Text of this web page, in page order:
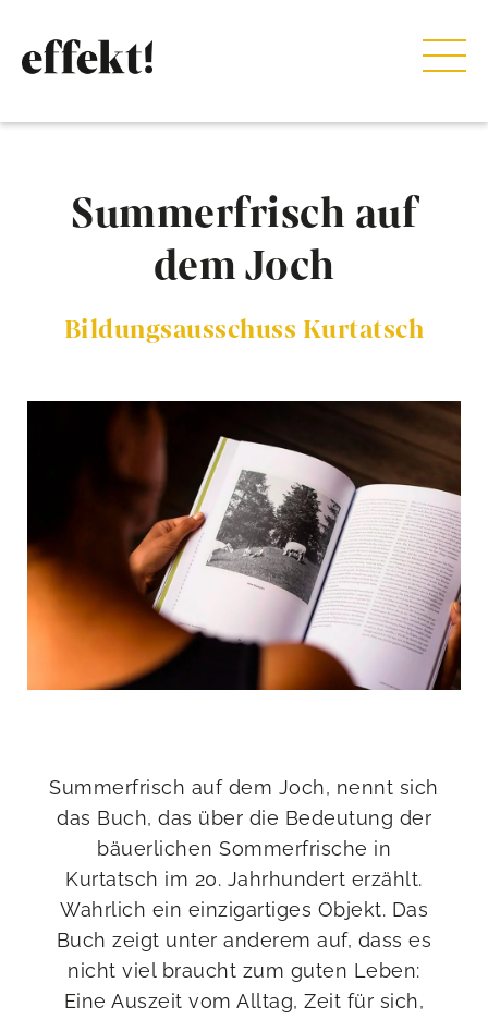
Summerfrisch auf
dem Joch
Bildungsausschuss Kurtatsch
Summerfrisch auf dem Joch, nennt sich
das Buch, das über die Bedeutung der
bäuerlichen Sommerfrische in
Kurtatsch im 20. Jahrhundert erzählt.
Wahrlich ein einzigartiges Objekt. Das
Buch zeigt unter anderem auf, dass es
nicht viel braucht zum guten Leben:
Eine Auszeit vom Alltag, Zeit für sich,